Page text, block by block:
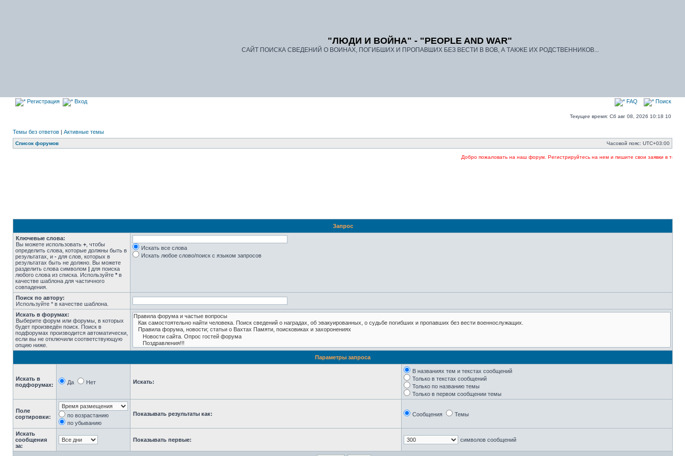
"ЛЮДИ И ВОЙНА" - "PEOPLE AND WAR"
САЙТ ПОИСКА СВЕДЕНИЙ О ВОИНАХ, ПОГИБШИХ И ПРОПАВШИХ БЕЗ ВЕСТИ В ВОВ, А ТАКЖЕ ИХ РОДСТВЕННИКОВ...
Регистрация Вход FAQ Поиск
Текущее время: Сб авг 08, 2026 10:18 10
Темы без ответов | Активные темы
Список форумов Часовой пояс: UTC+03:00
Добро пожаловать на наш форум. Регистрируйтесь на нем и пишите свои заявки в темах.
Запрос
Ключевые слова:
Вы можете использовать + , чтобы
определить слова, которые должны быть в
результатах, и - для слов, которых в
результатах быть не должно. Вы можете
разделить слова символом | для поиска
любого слова из списка. Используйте * в
качестве шаблона для частичного
совпадения.
Искать все слова
Искать любое слово/поиск с языком запросов
Поиск по автору:
Используйте * в качестве шаблона.
Искать в форумах:
Выберите форум или форумы, в которых
будет произведён поиск. Поиск в
подфорумах производится автоматически,
если вы не отключили соответствующую
опцию ниже.
Параметры запроса
Искать в
подфорумах:
Да Нет Искать:
В названиях тем и текстах сообщений
Только в текстах сообщений
Только по названию темы
Только в первом сообщении темы
Поле
сортировки:
по возрастанию
по убыванию
Показывать результаты как: Сообщения Темы
Искать
сообщения
за:
Показывать первые: символов сообщений